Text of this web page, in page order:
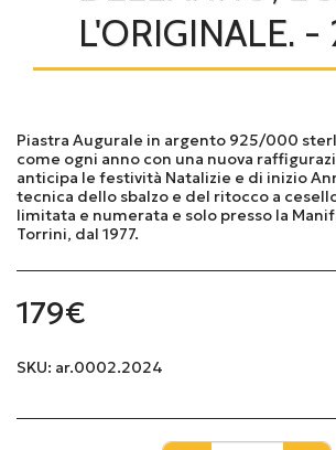
L'ORIGINALE.
Piastra Augurale in argento 925/000
come ogni anno con una nuova
anticipa le festività Natalizie e di inizio
tecnica dello sbalzo e del ritocco a
limitata e numerata e solo presso la
Torrini, dal 1977.
179€
SKU: ar.0002.2024